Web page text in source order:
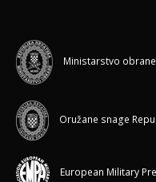
Ministarstvo obrane
Oružane snage
European Military